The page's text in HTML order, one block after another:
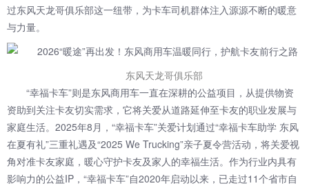
过东风天龙哥俱乐部这一纽带，为卡车司机群体注入源源不断的暖意
与力量。
东风天龙哥俱乐部
“幸福卡车”则是东风商用车一直在深耕的公益项目，从提供物资
资助到关注卡友切实需求，它将关爱从道路延伸至卡友的职业发展与
家庭生活。2025年8月，“幸福卡车”关爱计划通过“幸福卡车助学 东风
在夏有礼”三重礼遇及“2025 We Trucking”亲子夏令营活动，将关爱视
角对准卡友家庭，暖心守护卡友及家人的幸福生活。作为行业内具有
影响力的公益IP，“幸福卡车”自2020年启动以来，已走过11个省市自